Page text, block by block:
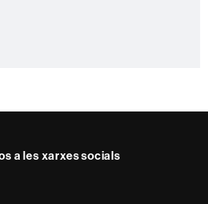
a les xarxes socials